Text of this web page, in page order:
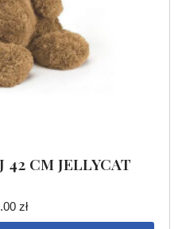
42 CM JELLYCAT
zł